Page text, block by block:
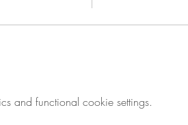
and functional cookie settings.